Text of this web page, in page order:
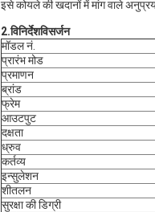
इसे कोयले की खदानों में मांग वाले
2.विनिर्देशविसर्जन
मॉडल नं.
प्रारंभ मोड
प्रमाणन
ब्रांड
फ्रेम
आउटपुट
दक्षता
ध्रुव
कर्तव्य
इन्सुलेशन
शीतलन
सुरक्षा की डिग्री